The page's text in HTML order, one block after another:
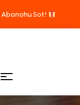
Abonohu Sot!